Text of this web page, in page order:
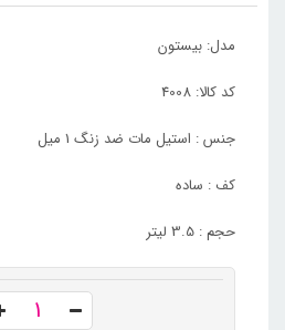
مدل: بیستون
کد کالا: 4008
جنس : استیل مات ضد زنگ 1 میل
کف : ساده
حجم : 3.5 لیتر